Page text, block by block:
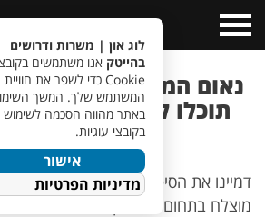
Menu
נאום המעלית – השניות
תוכלו להשתמש
שלכם!
דמיינו את הסיטואציה הבאה: אתם
מוצלח בתחום ההייטק. המעלית
לוג און | משרות ודרושים
בהייטק אנו משתמשים
Cookie כדי לשפר את חוויית
המשתמש שלך. המשך
באתר מהווה הסכמה לשימוש
בקובצי עוגיות.
אישור
מדיניות הפרטיות